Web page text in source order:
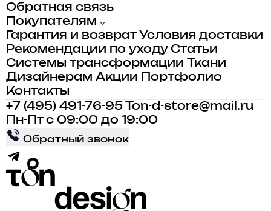
Обратная связь
Покупателям
Гарантия и возврат Условия доставки
Рекомендации по уходу Статьи
Системы трансформации
Ткани
Дизайнерам Акции
Портфолио
Контакты
+7 (495) 491-76-95
Ton-d-store@mail.ru
Пн-Пт с 09:00 до 19:00
Обратный звонок